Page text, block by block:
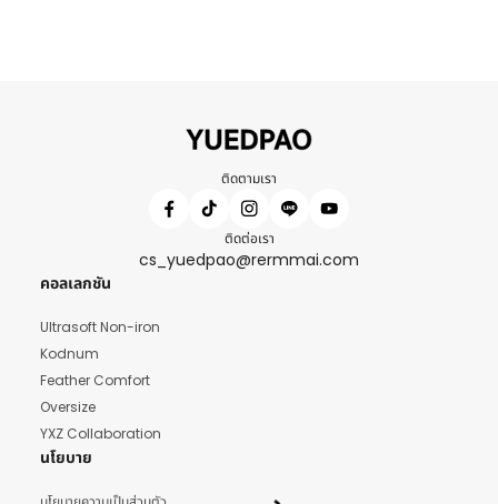
ติดตามเรา
ติดต่อเรา
cs_yuedpao@rermmai.com
คอลเลกชัน
Ultrasoft Non-iron
Kodnum
Feather Comfort
Oversize
YXZ Collaboration
นโยบาย